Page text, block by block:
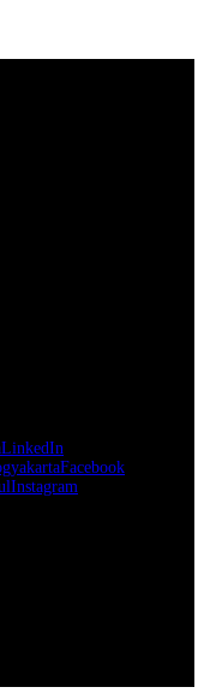
LinkedIn
Facebook
Instagram